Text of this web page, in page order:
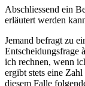
Abschliessend ein
erläutert werden
Jemand befragt zu
Entscheidungsfrage
ich rechnen, wenn
ergibt stets eine
diesem Falle